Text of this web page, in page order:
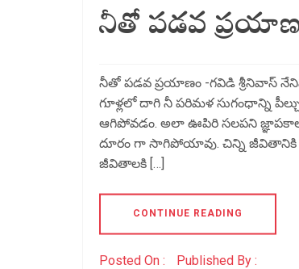
నీతో పడవ
నీతో పడవ ప్రయాణం -గవిడి శ్రీనివాస్
గూళ్లలో దాగి నీ పరిమళ సుగంధాన్ని
ఆగిపోవడం. అలా ఊపిరి సలపని
దూరం గా సాగిపోయావు. చిన్ని జీవితానికి
జీవితాలకి […]
CONTINUE READING
Posted On : Published By :